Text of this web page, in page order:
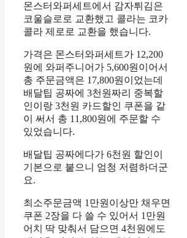
몬스터와퍼세트에서 감자튀김은
코울슬로로 교환했고 콜라는 코카
콜라 제로로 교환을 했습니다.
가격은 몬스터와퍼세트가 12,200
원에 와퍼주니어가 5,600원이어서
총 주문금액은 17,800원이었는데
배달팁 공짜에 3천원짜리 중복할
인이랑 3천원 카드할인 쿠폰을 같
이 써서 총 11,800원에 주문할 수
있었습니다.
배달팁 공짜에다가 6천원 할인이
기본으로 붙으니 엄청 저렴하더군
요.
최소주문금액 1만원이상만 채우면
쿠폰 2장을 다 쓸 수 있어서 1만원
어치 딱 맞춰서 담으면 4천원에도